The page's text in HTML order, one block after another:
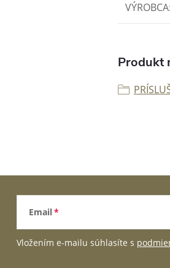
VÝROBCA
Produkt
Email
Vložením e-mailu súhlasíte s